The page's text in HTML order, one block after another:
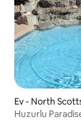
Ev - North
Huzurlu